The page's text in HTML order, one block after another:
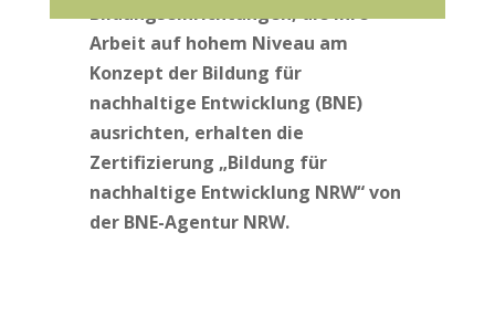
Bildungseinrichtungen, die ihre
Arbeit auf hohem Niveau am
Konzept der Bildung für
nachhaltige Entwicklung (BNE)
ausrichten, erhalten die
Zertifizierung „Bildung für
nachhaltige Entwicklung NRW“ von
der BNE-Agentur NRW.